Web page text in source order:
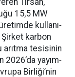
15,5 MW
kullanı­
Şirket karbon
arıtma tesisinin
2026’da yayım­
Birliği’nin